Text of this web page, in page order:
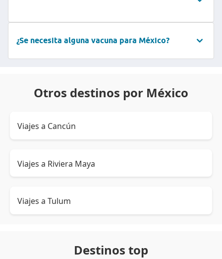
¿Se necesita alguna vacuna para México?
Otros destinos por México
Viajes a Cancún
Viajes a Riviera Maya
Viajes a Tulum
Destinos top